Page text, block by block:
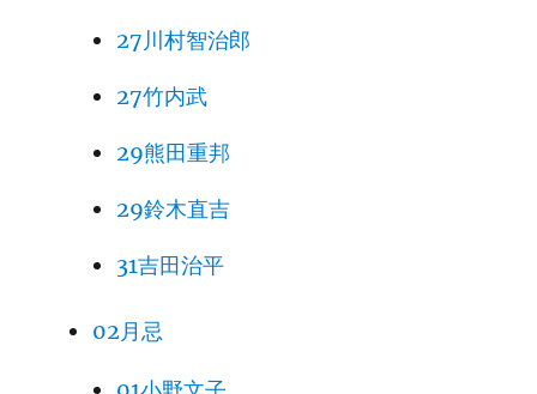
27川村智治郎
27竹内武
29熊田重邦
29鈴木直吉
31吉田治平
02月忌